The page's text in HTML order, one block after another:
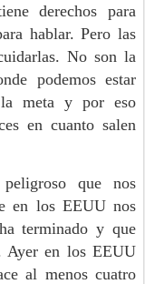
derechos para
hablar. Pero las
No son la
podemos estar
la meta y por eso
en cuanto salen
que nos
en los EEUU nos
terminado y que
Ayer en los EEUU
al menos cuatro